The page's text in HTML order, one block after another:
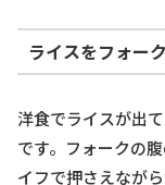
ライスをフォー
洋食でライスが出
です。フォークの
イフで押さえながら